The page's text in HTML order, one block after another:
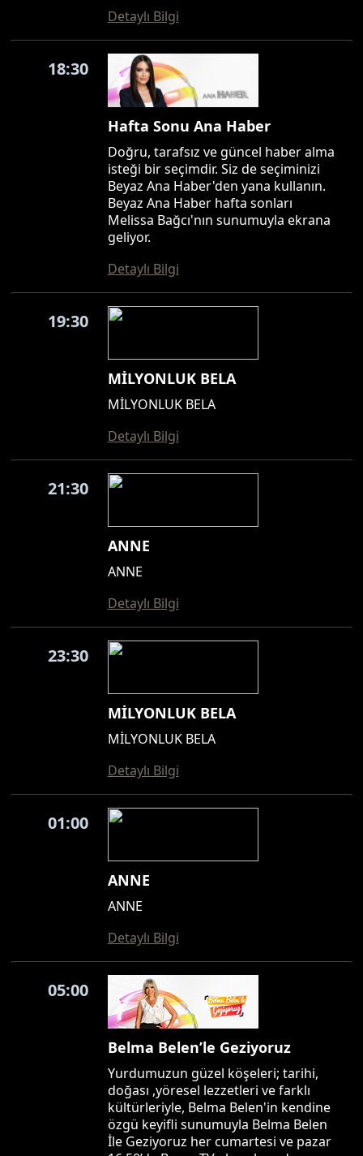
Detaylı Bilgi
18:30
Hafta Sonu Ana Haber
Doğru, tarafsız ve güncel haber alma
isteği bir seçimdir. Siz de seçiminizi
Beyaz Ana Haber'den yana kullanın.
Beyaz Ana Haber hafta sonları
Melissa Bağcı'nın sunumuyla ekrana
geliyor.
Detaylı Bilgi
19:30
MİLYONLUK BELA
MİLYONLUK BELA
Detaylı Bilgi
21:30
ANNE
ANNE
Detaylı Bilgi
23:30
MİLYONLUK BELA
MİLYONLUK BELA
Detaylı Bilgi
01:00
ANNE
ANNE
Detaylı Bilgi
05:00
Belma Belen’le Geziyoruz
Yurdumuzun güzel köşeleri; tarihi,
doğası ,yöresel lezzetleri ve farklı
kültürleriyle, Belma Belen'in kendine
özgü keyifli sunumuyla Belma Belen
İle Geziyoruz her cumartesi ve pazar